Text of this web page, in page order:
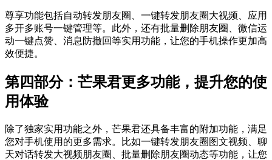
尊享功能包括自动转发朋友圈、一键转发朋友圈大视频、应用
多开多账号一键管理等。此外，还有批量删除朋友圈、微信运
动一键点赞、消息防撤回等实用功能，让您的手机操作更加高
效便捷。
第四部分：芒果君更多功能，提升您的使
用体验
除了独家实用功能之外，芒果君还具备丰富的附加功能，满足
您对手机使用的更多需求。比如一键转发朋友圈图文视频、聊
天对话转发大视频朋友圈、批量删除朋友圈动态等功能，让您